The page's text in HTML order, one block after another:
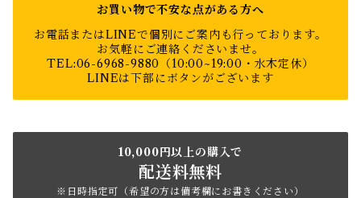
お買い物で不安な点がある方へ
お電話またはLINEで個別にご案内も行っております。
お気軽にご連絡くださいませ。
TEL:06-6968-9880（10:00~19:00・水木定休）
LINEは下部にボタンがございます
10,000円以上の購入で
配送料無料
※日時指定可（希望の方は備考欄にお書きください）